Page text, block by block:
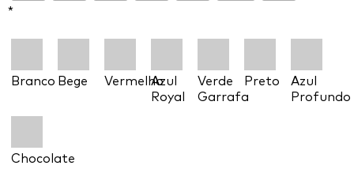
*
Branco Bege Vermelho
Azul
Royal
Verde
Garrafa
Preto
Azul
Profundo
Chocolate